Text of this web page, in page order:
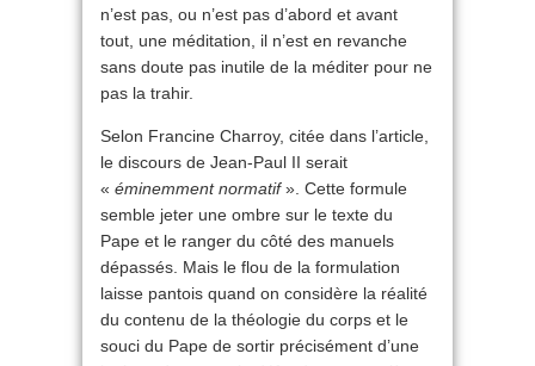
n’est pas, ou n’est pas d’abord et avant
tout, une méditation, il n’est en revanche
sans doute pas inutile de la méditer pour ne
pas la trahir.
Selon Francine Charroy, citée dans l’article,
le discours de Jean-Paul II serait
« éminemment normatif». Cette formule
semble jeter une ombre sur le texte du
Pape et le ranger du côté des manuels
dépassés. Mais le flou de la formulation
laisse pantois quand on considère la réalité
du contenu de la théologie du corps et le
souci du Pape de sortir précisément d’une